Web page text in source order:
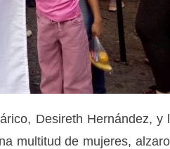
Desireth Hernández, y
multitud de mujeres,